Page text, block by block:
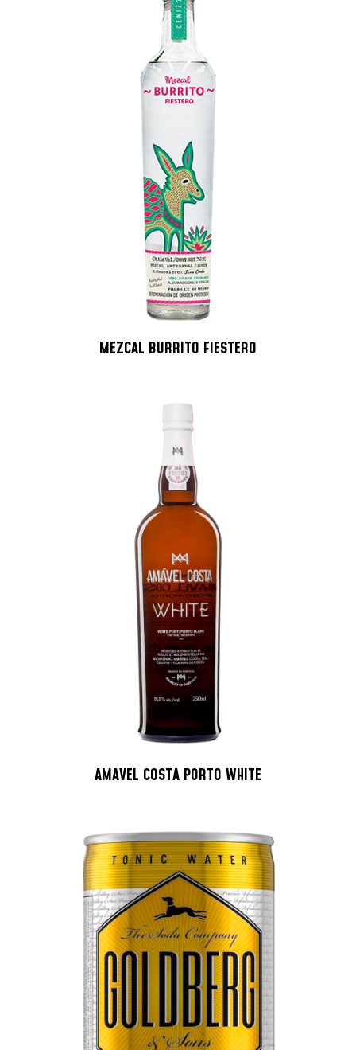
MEZCAL BURRITO FIESTERO
AMAVEL COSTA PORTO WHITE